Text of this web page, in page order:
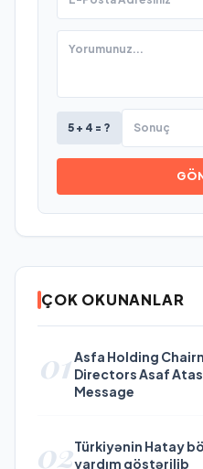
5 + 4 = ?
ÇOK OKUNANLAR
01Asfa Holding
Directors Asaf
Message
02Türkiyənin Hatay
yardım göstərilib